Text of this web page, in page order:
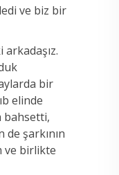
ve biz bir
arkadaşız.
bir
elinde
bahsetti,
şarkının
ve birlikte